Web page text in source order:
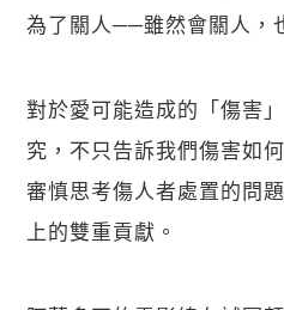
為了關人──雖然會關人，
對於愛可能造成的「傷害
究，不只告訴我們傷害如
審慎思考傷人者處置的問
上的雙重貢獻。